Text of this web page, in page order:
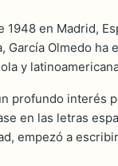
1948 en Madrid,
Olmedo
y
profundo
en las letras
empezó a